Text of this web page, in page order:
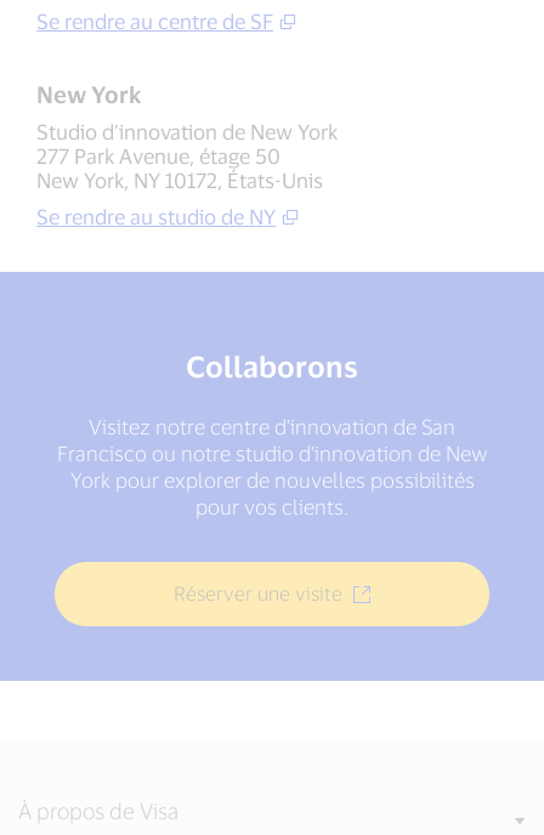
Se rendre au centre de SF
New York
Studio d’innovation de New York
277 Park Avenue, étage 50
New York, NY 10172, États-Unis
Se rendre au studio de NY
Collaborons
Visitez notre centre d’innovation de San
Francisco ou notre studio d’innovation de New
York pour explorer de nouvelles possibilités
pour vos clients.
Réserver une visite
À propos de Visa